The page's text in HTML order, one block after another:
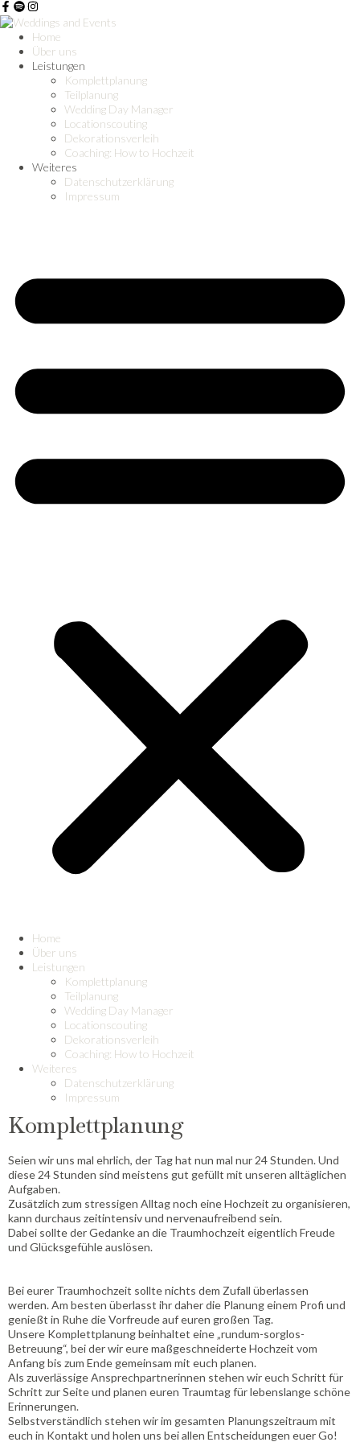
Home
Über uns
Leistungen
Komplettplanung
Teilplanung
Wedding Day Manager
Locationscouting
Dekorationsverleih
Coaching: How to Hochzeit
Weiteres
Datenschutzerklärung
Impressum
Home
Über uns
Leistungen
Komplettplanung
Teilplanung
Wedding Day Manager
Locationscouting
Dekorationsverleih
Coaching: How to Hochzeit
Weiteres
Datenschutzerklärung
Impressum
Komplettplanung
Seien wir uns mal ehrlich, der Tag hat nun mal nur 24 Stunden. Und
diese 24 Stunden sind meistens gut gefüllt mit unseren alltäglichen
Aufgaben.
Zusätzlich zum stressigen Alltag noch eine Hochzeit zu organisieren,
kann durchaus zeitintensiv und nervenaufreibend sein.
Dabei sollte der Gedanke an die Traumhochzeit eigentlich Freude
und Glücksgefühle auslösen.
Bei eurer Traumhochzeit sollte nichts dem Zufall überlassen
werden. Am besten überlasst ihr daher die Planung einem Profi und
genießt in Ruhe die Vorfreude auf euren großen Tag.
Unsere Komplettplanung beinhaltet eine „rundum-sorglos-
Betreuung“, bei der wir eure maßgeschneiderte Hochzeit vom
Anfang bis zum Ende gemeinsam mit euch planen.
Als zuverlässige Ansprechpartnerinnen stehen wir euch Schritt für
Schritt zur Seite und planen euren Traumtag für lebenslange schöne
Erinnerungen.
Selbstverständlich stehen wir im gesamten Planungszeitraum mit
euch in Kontakt und holen uns bei allen Entscheidungen euer Go!